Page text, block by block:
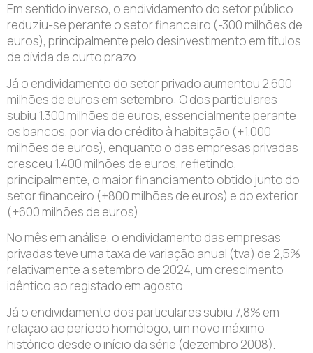
Em sentido inverso, o endividamento do setor público
reduziu-se perante o setor financeiro (-300 milhões de
euros), principalmente pelo desinvestimento em títulos
de dívida de curto prazo.
Já o endividamento do setor privado aumentou 2.600
milhões de euros em setembro: O dos particulares
subiu 1.300 milhões de euros, essencialmente perante
os bancos, por via do crédito à habitação (+1.000
milhões de euros), enquanto o das empresas privadas
cresceu 1.400 milhões de euros, refletindo,
principalmente, o maior financiamento obtido junto do
setor financeiro (+800 milhões de euros) e do exterior
(+600 milhões de euros).
No mês em análise, o endividamento das empresas
privadas teve uma taxa de variação anual (tva) de 2,5%
relativamente a setembro de 2024, um crescimento
idêntico ao registado em agosto.
Já o endividamento dos particulares subiu 7,8% em
relação ao período homólogo, um novo máximo
histórico desde o início da série (dezembro 2008).